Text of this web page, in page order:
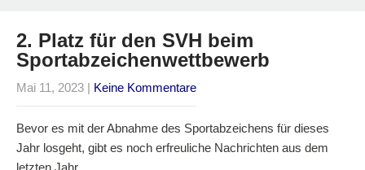
2. Platz für den SVH beim
Sportabzeichenwettbewerb
Mai 11, 2023 | Keine Kommentare
Bevor es mit der Abnahme des Sportabzeichens für dieses
Jahr losgeht, gibt es noch erfreuliche Nachrichten aus dem
letzten Jahr.